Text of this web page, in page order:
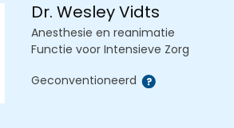
Dr. Wesley Vidts
Anesthesie en reanimatie
Functie voor Intensieve Zorg
Geconventioneerd